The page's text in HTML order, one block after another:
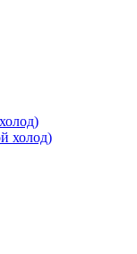
холод)